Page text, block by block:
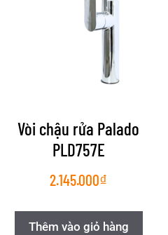
Vòi chậu rửa Palado
PLD757E
2.145.000₫
Thêm vào giỏ hàng